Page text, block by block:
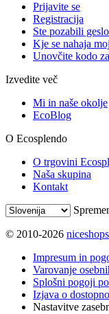
Prijavite se
Registracija
Ste pozabili
Kje se nahaja
Unovčite kodo
Izvedite več
Mi in naše okolje
EcoBlog
O Ecosplendo
O trgovini
Naša skupina
Kontakt
© 2010-2026
Impresum in
Varovanje
Splošni pogoji
Izjava o
Nastavitve